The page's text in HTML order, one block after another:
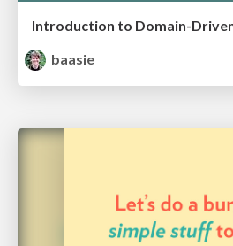
baasie